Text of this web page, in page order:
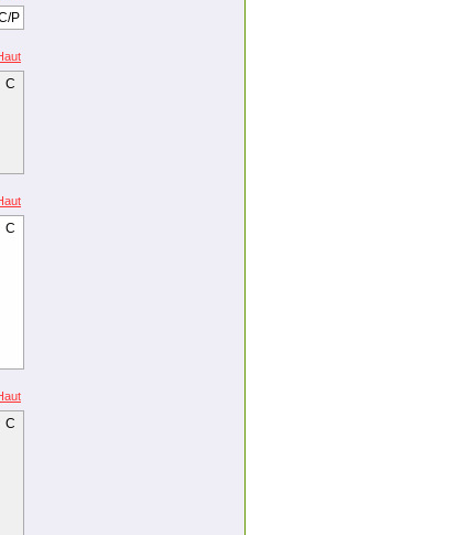
P
C
C
C